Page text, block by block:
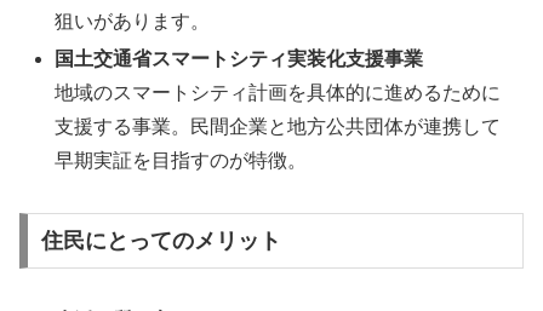
狙いがあります。
国土交通省スマートシティ実装化支援事業
地域のスマートシティ計画を具体的に進めるために
支援する事業。民間企業と地方公共団体が連携して
早期実証を目指すのが特徴。
住民にとってのメリット